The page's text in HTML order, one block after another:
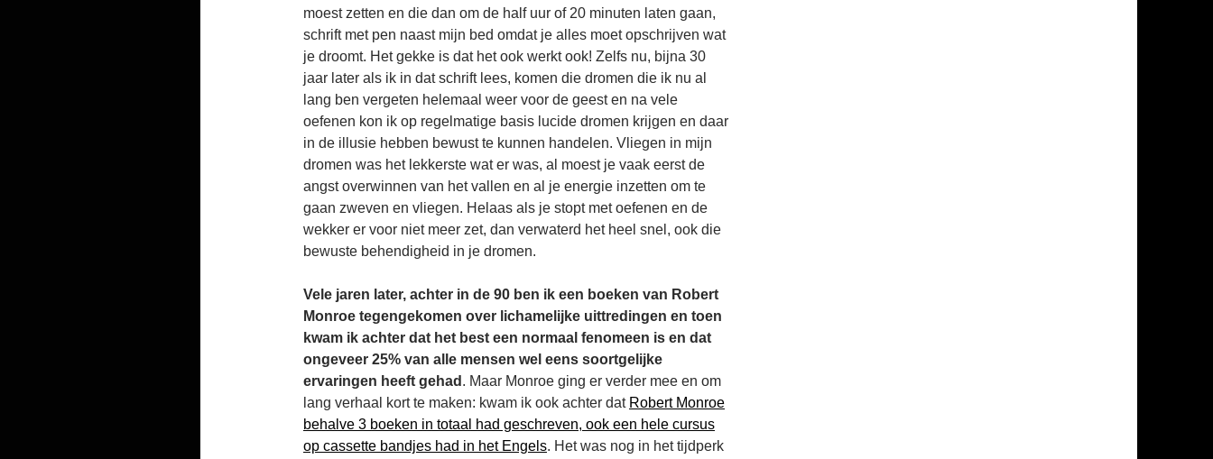
moest zetten en die dan om de half uur of 20 minuten laten gaan,
schrift met pen naast mijn bed omdat je alles moet opschrijven wat
je droomt. Het gekke is dat het ook werkt ook! Zelfs nu, bijna 30
jaar later als ik in dat schrift lees, komen die dromen die ik nu al
lang ben vergeten helemaal weer voor de geest en na vele
oefenen kon ik op regelmatige basis lucide dromen krijgen en daar
in de illusie hebben bewust te kunnen handelen. Vliegen in mijn
dromen was het lekkerste wat er was, al moest je vaak eerst de
angst overwinnen van het vallen en al je energie inzetten om te
gaan zweven en vliegen. Helaas als je stopt met oefenen en de
wekker er voor niet meer zet, dan verwaterd het heel snel, ook die
bewuste behendigheid in je dromen.
Vele jaren later, achter in de 90 ben ik een boeken van Robert
Monroe tegengekomen over lichamelijke uittredingen en toen
kwam ik achter dat het best een normaal fenomeen is en dat
ongeveer 25% van alle mensen wel eens soortgelijke
ervaringen heeft gehad . Maar Monroe ging er verder mee en om
lang verhaal kort te maken: kwam ik ook achter dat Robert Monroe
behalve 3 boeken in totaal had geschreven, ook een hele cursus
op cassette bandjes had in het Engels. Het was nog in het tijdperk